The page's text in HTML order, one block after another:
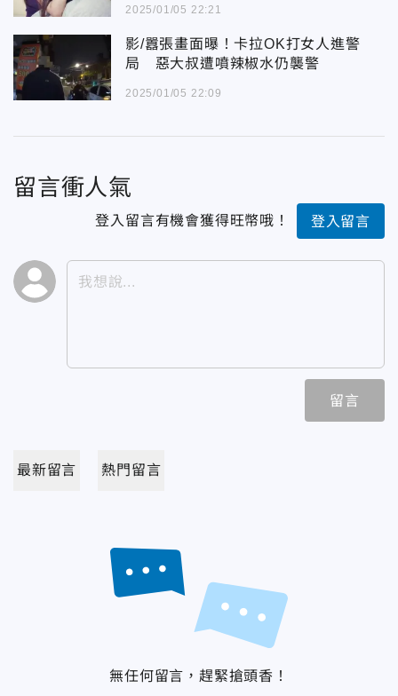
2025/01/05 22:21
影/囂張畫面曝！卡拉OK打女人進警
局 惡大叔遭噴辣椒水仍襲警
2025/01/05 22:09
留言衝人氣
登入留言有機會獲得旺幣哦！ 登入留言
留言
最新留言 熱門留言
無任何留言，趕緊搶頭香！